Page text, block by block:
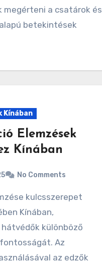
megérteni a csatárok és
betekintések
Kínában
Elemzések
Kínában
No Comments
Kínában,
különböző
Az
az edzők